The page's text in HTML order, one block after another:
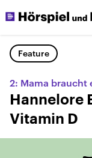
Feature
2: Mama braucht
Hannelore
Vitamin D